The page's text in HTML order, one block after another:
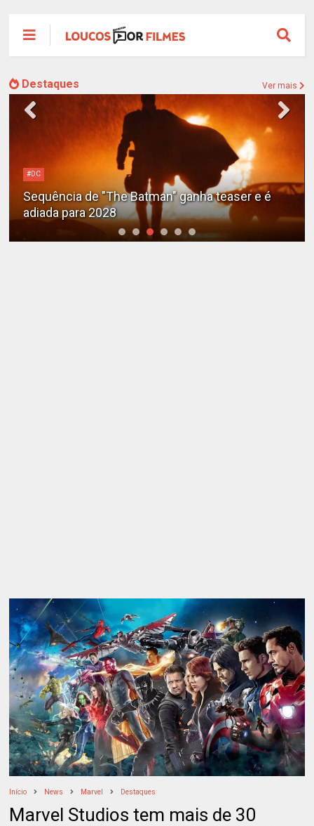
Destaques Ver mais
#DC
Sequência de "The Batman" ganha teaser e é
adiada para 2028
Início News Marvel Destaques
Marvel Studios tem mais de 30